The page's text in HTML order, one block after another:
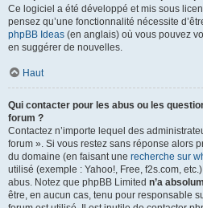
Ce logiciel a été développé et mis sous
pensez qu’une fonctionnalité nécessite
phpBB Ideas (en anglais) où vous pouvez
en suggérer de nouvelles.
Haut
Qui contacter pour les abus ou les
forum ?
Contactez n’importe lequel des
forum ». Si vous restez sans réponse alors
du domaine (en faisant une recherche sur
utilisé (exemple : Yahoo!, Free, f2s.com,
abus. Notez que phpBB Limited n’a
être, en aucun cas, tenu pour responsable